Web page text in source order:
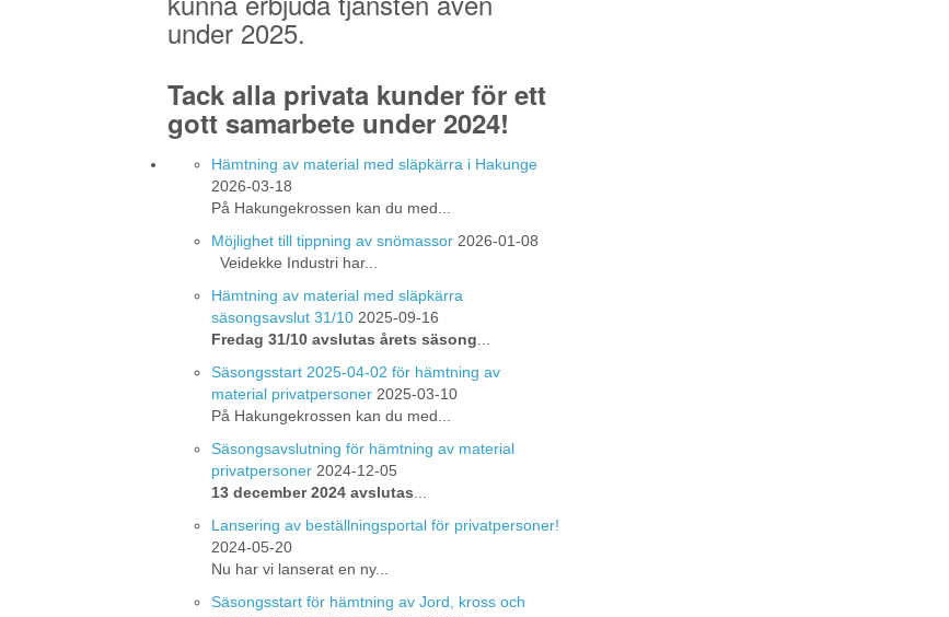
under 2025.
Tack alla privata kunder för ett
gott samarbete under 2024!
Hämtning av material med släpkärra i Hakunge
2026-03-18
På Hakungekrossen kan du med...
Möjlighet till tippning av snömassor 2026-01-08
Veidekke Industri har...
Hämtning av material med släpkärra
säsongsavslut 31/10 2025-09-16
Fredag 31/10 avslutas årets säsong
Säsongsstart 2025-04-02 för hämtning av
material privatpersoner 2025-03-10
På Hakungekrossen kan du med...
Säsongsavslutning för hämtning av material
privatpersoner 2024-12-05
13 december 2024 avslutas
Lansering av beställningsportal för privatpersoner!
2024-05-20
Nu har vi lanserat en ny...
Säsongsstart för hämtning av Jord, kross och